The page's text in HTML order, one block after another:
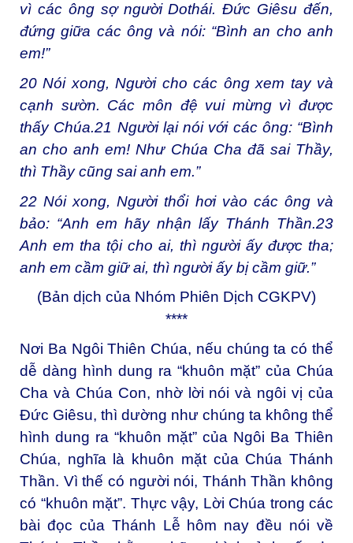
vì các ông sợ người Dothái. Đức Giêsu đến,
đứng giữa các ông và nói: “Bình an cho anh
em!”
20 Nói xong, Người cho các ông xem tay và
cạnh sườn. Các môn đệ vui mừng vì được
thấy Chúa.21 Người lại nói với các ông: “Bình
an cho anh em! Như Chúa Cha đã sai Thầy,
thì Thầy cũng sai anh em.”
22 Nói xong, Người thổi hơi vào các ông và
bảo: “Anh em hãy nhận lấy Thánh Thần.23
Anh em tha tội cho ai, thì người ấy được tha;
anh em cầm giữ ai, thì người ấy bị cầm giữ.”
(Bản dịch của Nhóm Phiên Dịch CGKPV)
****
Nơi Ba Ngôi Thiên Chúa, nếu chúng ta có thể
dễ dàng hình dung ra “khuôn mặt” của Chúa
Cha và Chúa Con, nhờ lời nói và ngôi vị của
Đức Giêsu, thì dường như chúng ta không thể
hình dung ra “khuôn mặt” của Ngôi Ba Thiên
Chúa, nghĩa là khuôn mặt của Chúa Thánh
Thần. Vì thế có người nói, Thánh Thần không
có “khuôn mặt”. Thực vậy, Lời Chúa trong các
bài đọc của Thánh Lễ hôm nay đều nói về